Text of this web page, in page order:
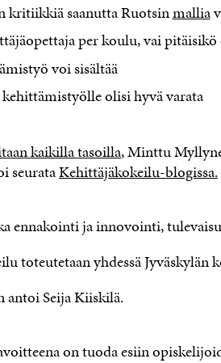
kritiikkiä saanutta Ruotsinmallia
per koulu, vai
voi sisältää
olisi hyvä varata
kaikilla tasoilla, Minttu
seurataKehittäjäkokeilu-blogissa.
ennakointi ja innovointi,
toteutetaan yhdessä Jyväskylän
antoi Seija Kiiskilä.
on tuoda esiin